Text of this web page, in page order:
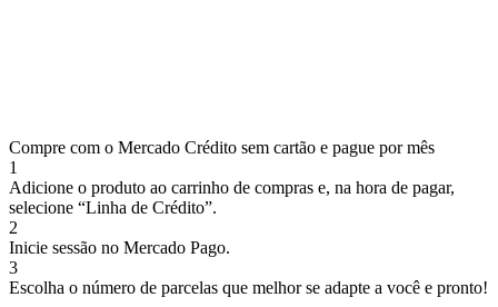
Compre com o Mercado Crédito sem cartão e pague por mês
1
Adicione o produto ao carrinho de compras e, na hora de pagar,
selecione “Linha de Crédito”.
2
Inicie sessão no Mercado Pago.
3
Escolha o número de parcelas que melhor se adapte a você e pronto!